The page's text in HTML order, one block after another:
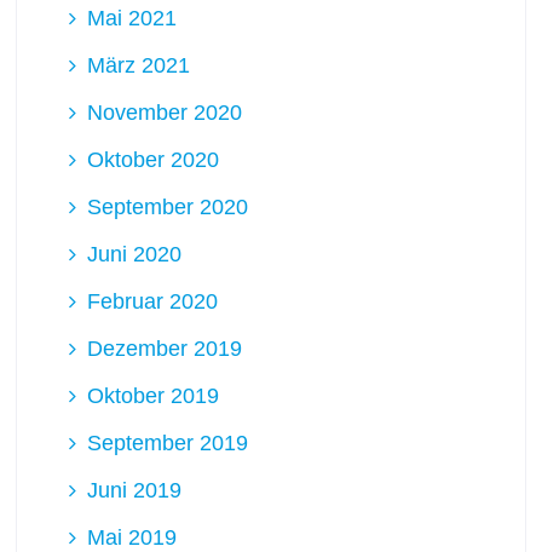
Mai 2021
März 2021
November 2020
Oktober 2020
September 2020
Juni 2020
Februar 2020
Dezember 2019
Oktober 2019
September 2019
Juni 2019
Mai 2019